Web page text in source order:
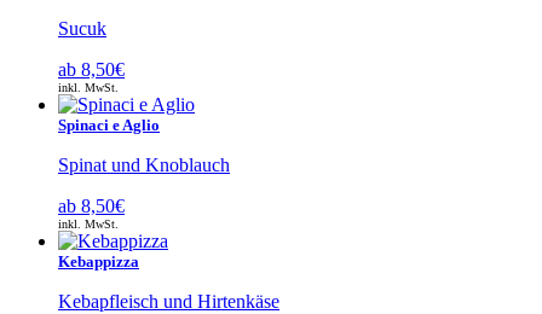
Sucuk
ab 8,50€
inkl. MwSt.
Spinaci e Aglio
Spinat und Knoblauch
ab 8,50€
inkl. MwSt.
Kebappizza
Kebapfleisch und Hirtenkäse